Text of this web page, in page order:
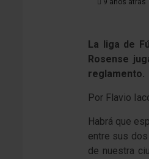
9 años atrás
La liga de
Rosense
reglamento.
Por Flavio
Habrá que
entre sus
de nuestra